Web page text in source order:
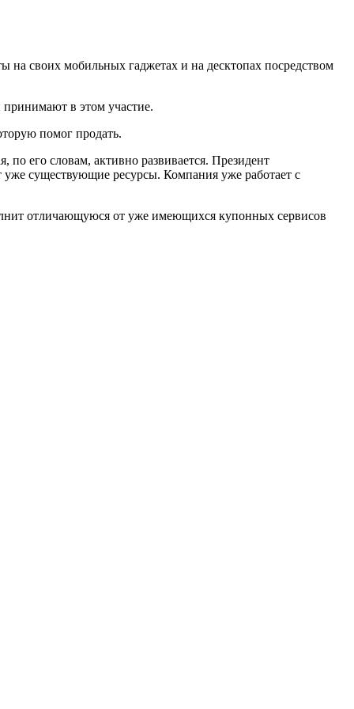
на своих мобильных гаджетах и на десктопах посредством
принимают в этом участие.
помог продать.
его словам, активно развивается. Президент
уже существующие ресурсы. Компания уже работает с
отличающуюся от уже имеющихся купонных сервисов